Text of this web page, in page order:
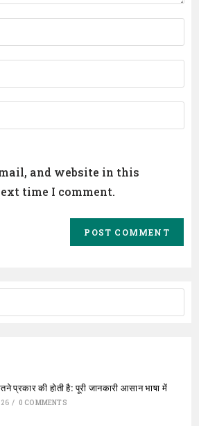
and website in this
time I comment.
प्रकार की होती है: पूरी जानकारी आसान भाषा में
/ 0 COMMENTS